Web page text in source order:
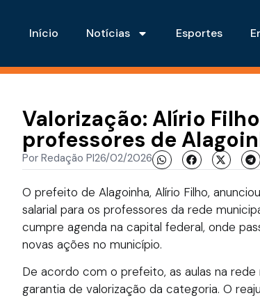
Início Notícias Esportes
Valorização: Alírio
professores de
Por Redação PI26/02/2026
O prefeito de Alagoinha, Alírio Filho,
salarial para os professores da rede
cumpre agenda na capital federal, onde
novas ações no município.
De acordo com o prefeito, as aulas na
garantia de valorização da categoria. O